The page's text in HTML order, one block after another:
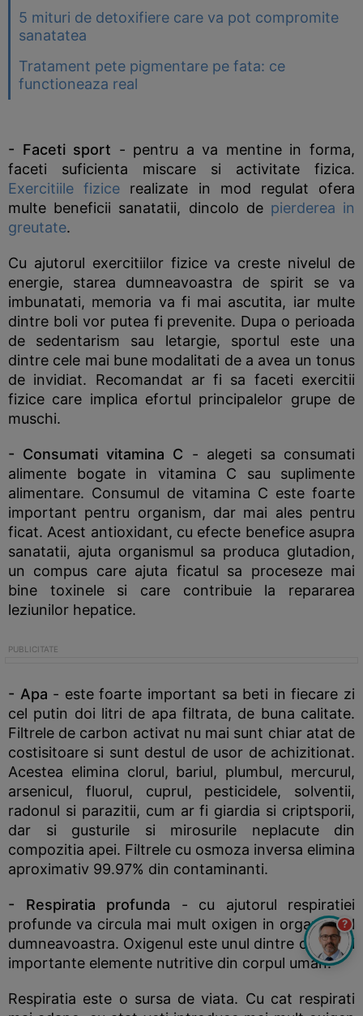
5 mituri de detoxifiere care va pot compromite
sanatatea
Tratament pete pigmentare pe fata: ce
functioneaza real
- Faceti sport - pentru a va mentine in forma,
faceti suficienta miscare si activitate fizica.
Exercitiile fizice realizate in mod regulat ofera
multe beneficii sanatatii, dincolo de pierderea in
greutate.
Cu ajutorul exercitiilor fizice va creste nivelul de
energie, starea dumneavoastra de spirit se va
imbunatati, memoria va fi mai ascutita, iar multe
dintre boli vor putea fi prevenite. Dupa o perioada
de sedentarism sau letargie, sportul este una
dintre cele mai bune modalitati de a avea un tonus
de invidiat. Recomandat ar fi sa faceti exercitii
fizice care implica efortul principalelor grupe de
muschi.
- Consumati vitamina C - alegeti sa consumati
alimente bogate in vitamina C sau suplimente
alimentare. Consumul de vitamina C este foarte
important pentru organism, dar mai ales pentru
ficat. Acest antioxidant, cu efecte benefice asupra
sanatatii, ajuta organismul sa produca glutadion,
un compus care ajuta ficatul sa proceseze mai
bine toxinele si care contribuie la repararea
leziunilor hepatice.
- Apa - este foarte important sa beti in fiecare zi
cel putin doi litri de apa filtrata, de buna calitate.
Filtrele de carbon activat nu mai sunt chiar atat de
costisitoare si sunt destul de usor de achizitionat.
Acestea elimina clorul, bariul, plumbul, mercurul,
arsenicul, fluorul, cuprul, pesticidele, solventii,
radonul si parazitii, cum ar fi giardia si criptsporii,
dar si gusturile si mirosurile neplacute din
compozitia apei. Filtrele cu osmoza inversa elimina
aproximativ 99.97% din contaminanti.
- Respiratia profunda - cu ajutorul respiratiei
profunde va circula mai mult oxigen in organismul
dumneavoastra. Oxigenul este unul dintre cele mai
importante elemente nutritive din corpul uman.
Respiratia este o sursa de viata. Cu cat respirati
?